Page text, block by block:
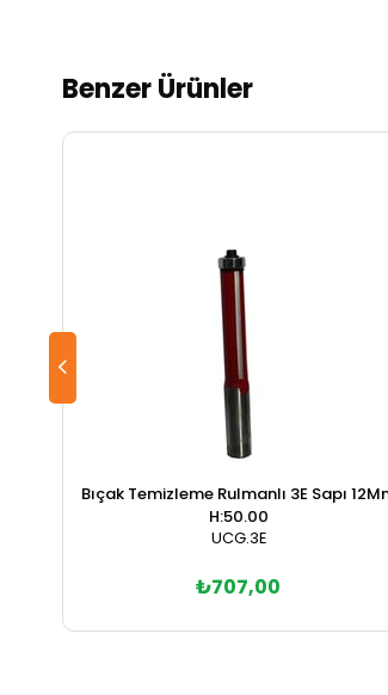
Benzer Ürünler
Bıçak Temizleme Rulmanlı 3E Sapı
H:50.00
UCG.3E
₺707,00